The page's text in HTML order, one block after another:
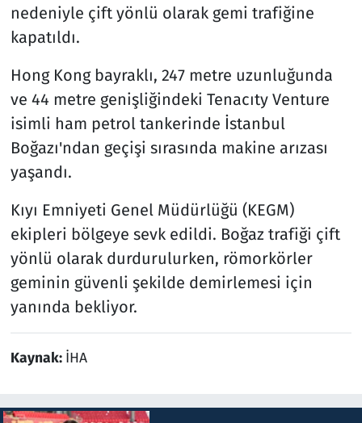
nedeniyle çift yönlü olarak gemi trafiğine
kapatıldı.
Hong Kong bayraklı, 247 metre uzunluğunda
ve 44 metre genişliğindeki Tenacıty Venture
isimli ham petrol tankerinde İstanbul
Boğazı'ndan geçişi sırasında makine arızası
yaşandı.
Kıyı Emniyeti Genel Müdürlüğü (KEGM)
ekipleri bölgeye sevk edildi. Boğaz trafiği çift
yönlü olarak durdurulurken, römorkörler
geminin güvenli şekilde demirlemesi için
yanında bekliyor.
Kaynak: İHA
Spor
Teknoloji ve Bilim
Televizyon